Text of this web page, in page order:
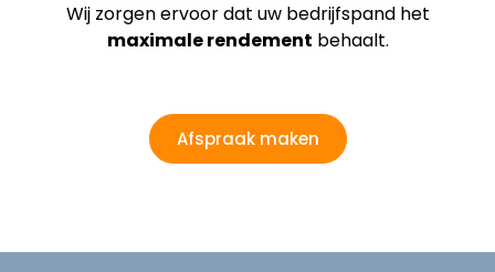
Wij zorgen ervoor dat uw bedrijfspand het
maximale rendement behaalt.
Afspraak maken